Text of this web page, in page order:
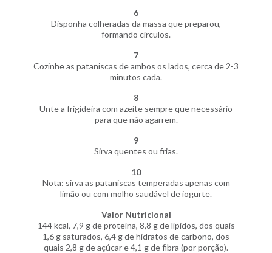
6
Disponha colheradas da massa que preparou,
formando círculos.
7
Cozinhe as pataniscas de ambos os lados, cerca de 2-3
minutos cada.
8
Unte a frigideira com azeite sempre que necessário
para que não agarrem.
9
Sirva quentes ou frias.
10
Nota: sirva as pataniscas temperadas apenas com
limão ou com molho saudável de iogurte.
Valor Nutricional
144 kcal, 7,9 g de proteína, 8,8 g de lípidos, dos quais
1,6 g saturados, 6,4 g de hidratos de carbono, dos
quais 2,8 g de açúcar e 4,1 g de fibra (por porção).